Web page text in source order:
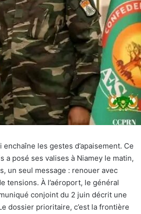
les gestes d’apaisement. Ce
a posé ses valises à Niamey le matin,
un seul message : renouer avec
tensions. À l’aéroport, le général
conjoint du 2 juin décrit une
dossier prioritaire, c’est la frontière